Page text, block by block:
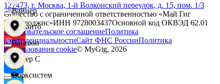
Инканто
Интер С
Вайнер
Ваншоп
Ворксистем
127473, г. Москва, 1-й Волконский переулок, д. 15, пом. 1/3
Общество с ограниченной ответственностью «Май Гиг
Технолоджис»ИНН 9728003437Основной код ОКВЭД 62.01
Пользовательское соглашениеПолитика
конфиденциальностиСайт ФНС РоссииПолитика
использования cookie© MyGig, 2026